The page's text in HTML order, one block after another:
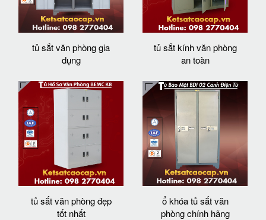
tủ sắt văn phòng gia
dụng
tủ sắt kính văn phòng
an toàn
tủ sắt văn phòng đẹp
tốt nhất
ổ khóa tủ sắt văn
phòng chính hãng